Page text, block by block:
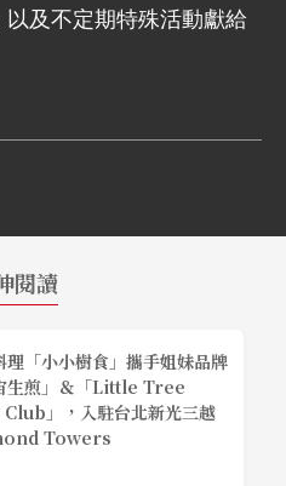
及不定期特殊活動獻給
閱讀
理「小小樹食」攜手姐妹品牌
生煎」＆「Little Tree
」，入駐台北新光三越
Towers